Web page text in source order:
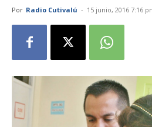
Por Radio Cutivalú - 15 junio, 2016 7:16